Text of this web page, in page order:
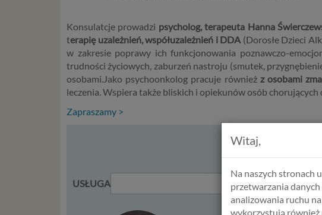
Konsulatcje prowadzi psycholog, terapeuta Hanna
terapię uzależnień, współuzależnień i DDA (Dorosłe Dzieci
w zakresie poprawy ich funkcjonowania poznawczo-
trudności życiowych, zaburzeń nastroju (smutek,
osobami.Jako psychoonkolog pracuje równieżz osobami
leczenia. Wspiera także bliskich i opiekunów osób chorujących
Zapraszamy >
WYBIERZ
USŁUGA
Witaj,
Na naszych stronach
przetwarzania
analizowania ruchu
wykorzystują również